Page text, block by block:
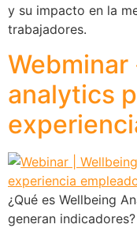
y su impacto en la
trabajadores.
Webminar
analytics
¿Qué es Wellbeing
generan